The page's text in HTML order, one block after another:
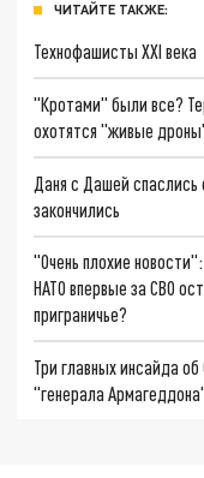
ЧИТАЙТЕ ТАКЖЕ:
Технофашисты XXI века
"Кротами" были все?
охотятся "живые
Даня с Дашей
закончились
"Очень плохие
НАТО впервые за СВО
приграничье?
Три главных инсайда
"генерала